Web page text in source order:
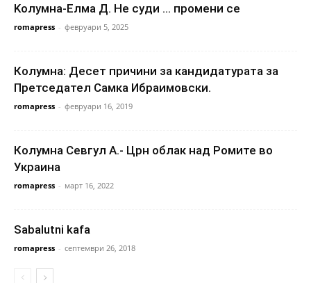
Kолумна-Елма Д. Не суди … промени се
romapress - февруари 5, 2025
Колумна: Десет причини за кандидатурата за
Претседател Самка Ибраимовски.
romapress - февруари 16, 2019
Колумна Севгул А.- Црн облак над Ромите во
Украина
romapress - март 16, 2022
Sabalutni kafa
romapress - септември 26, 2018